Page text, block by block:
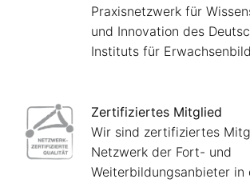
Praxisnetzwerk für
und Innovation des
Instituts für
Zertifiziertes Mitglied
Wir sind zertifiziertes
Netzwerk der Fort- und
Weiterbildungsanbieter in